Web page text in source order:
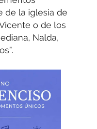
de la iglesia de
o de los
Nalda,